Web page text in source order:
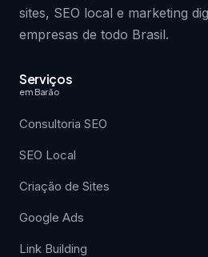
sites, SEO local e marketing
empresas de todo Brasil.
Serviços
em Barão
Consultoria SEO
SEO Local
Criação de Sites
Google Ads
Link Building